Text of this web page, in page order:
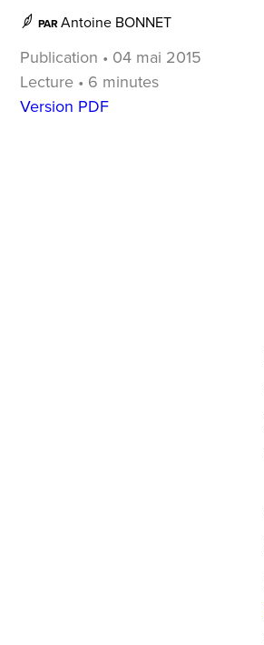
PAR Antoine BONNET
Publication • 04 mai 2015
Lecture • 6 minutes
Version PDF